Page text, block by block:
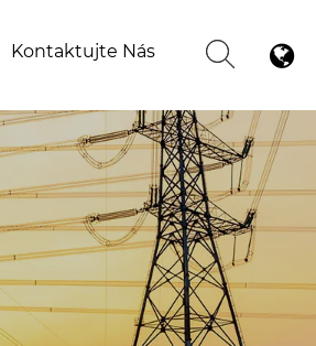
Kontaktujte Nás